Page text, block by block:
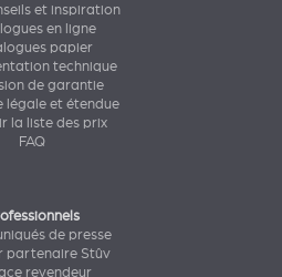
et inspiration
en ligne
papier
technique
de garantie
légale et étendue
la liste des prix
FAQ
de presse
partenaire Stûv
revendeur